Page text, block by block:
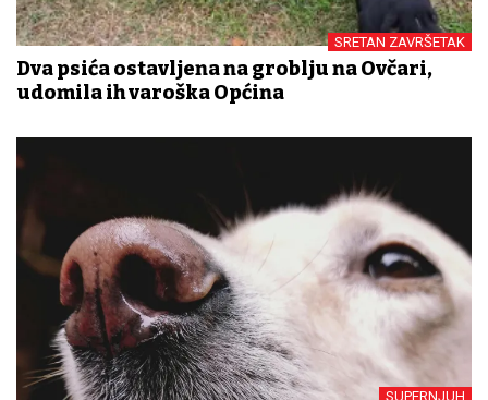
SRETAN ZAVRŠETAK
Dva psića ostavljena na groblju na Ovčari,
udomila ih varoška Općina
SUPERNJUH